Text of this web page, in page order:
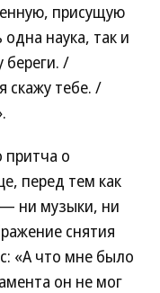
присущую
наука, так и
береги. /
скажу тебе. /
о
перед тем как
— ни музыки, ни
снятия
«А что мне было
он не мог